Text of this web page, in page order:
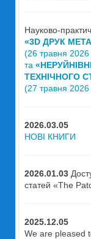
Науково-
«3D ДРУК
(26 травня 2026
та
ТЕХНІЧНОГО
(27 травня 2026
2026.03.05
НОВІ КНИГИ
2026.01.03
статей «The
2025.12.05
We are pleased